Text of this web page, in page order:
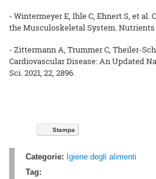
- Wintermeyer E, Ihle C, Ehnert S, et
the Musculoskeletal System. Nutrients
- Zittermann A, Trummer C, Theiler-
Cardiovascular Disease: An Updated
Sci. 2021, 22, 2896.
Stampa
Categorie: Igiene degli alimenti
Tag: